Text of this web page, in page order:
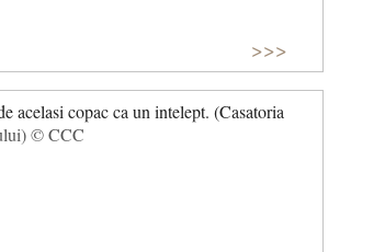
>>>
acelasi copac ca un intelept. (Casatoria
© CCC